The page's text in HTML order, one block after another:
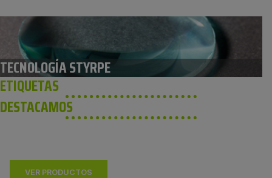
TECNOLOGÍA STYRPE
ETIQUETAS
DESTACAMOS
VER PRODUCTOS